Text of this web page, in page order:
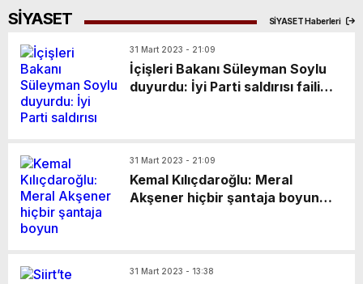
SİYASET SİYASET Haberleri
31 Mart 2023 - 21:09
İçişleri Bakanı Süleyman Soylu
duyurdu: İyi Parti saldırısı faili
31 Mart 2023 - 21:09
Kemal Kılıçdaroğlu: Meral
Akşener hiçbir şantaja boyun
31 Mart 2023 - 13:38